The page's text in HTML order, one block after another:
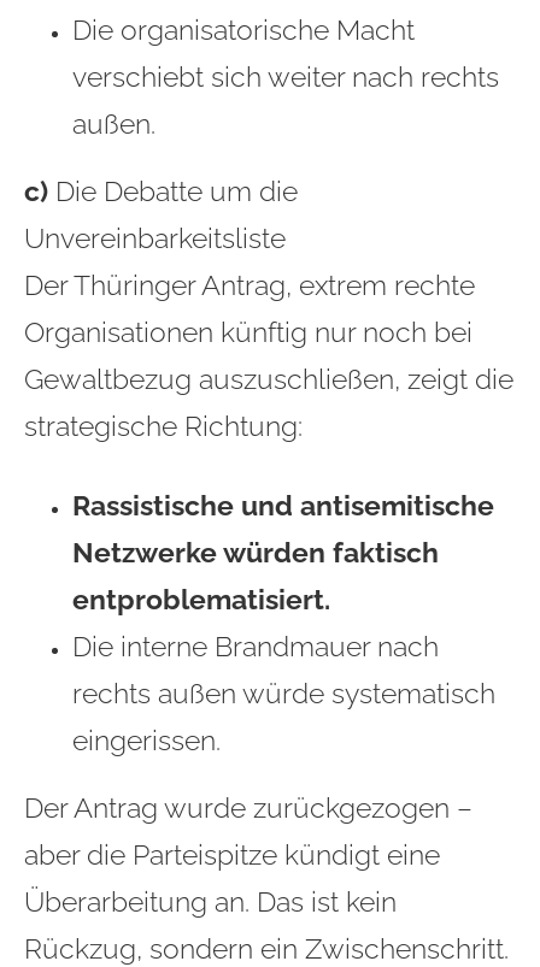
Die organisatorische Macht
verschiebt sich weiter nach rechts
außen.
c) Die Debatte um die
Unvereinbarkeitsliste
Der Thüringer Antrag, extrem rechte
Organisationen künftig nur noch bei
Gewaltbezug auszuschließen, zeigt die
strategische Richtung:
Rassistische und antisemitische
Netzwerke würden faktisch
entproblematisiert.
Die interne Brandmauer nach
rechts außen würde systematisch
eingerissen.
Der Antrag wurde zurückgezogen –
aber die Parteispitze kündigt eine
Überarbeitung an. Das ist kein
Rückzug, sondern ein Zwischenschritt.